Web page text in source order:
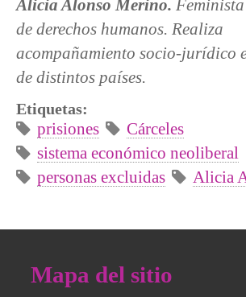
Alicia Alonso Merino.
de derechos humanos. Realiza
acompañamiento socio-jurídico
de distintos países.
Etiquetas:
prisiones
Cárceles
sistema económico neoliberal
personas excluidas
Alicia
Mapa del sitio